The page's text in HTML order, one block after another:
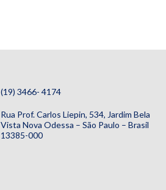
(19) 3466- 4174
Rua Prof. Carlos Liepin, 534, Jardim Bela
Vista Nova Odessa – São Paulo – Brasil
13385-000